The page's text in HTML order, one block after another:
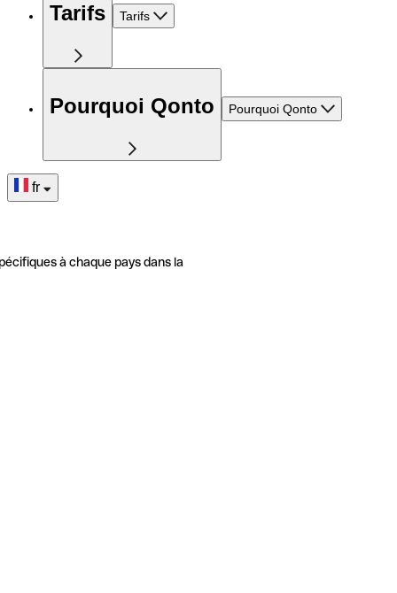
Tarifs Tarifs
Pourquoi Qonto Pourquoi Qonto
fr
à chaque pays dans la